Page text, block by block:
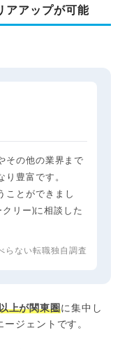
アアップが可能
その他の業界まで
り豊富です。
ことができまし
リー)に相談した
らない転職独自調査
上が関東圏に集中し
ジェントです。